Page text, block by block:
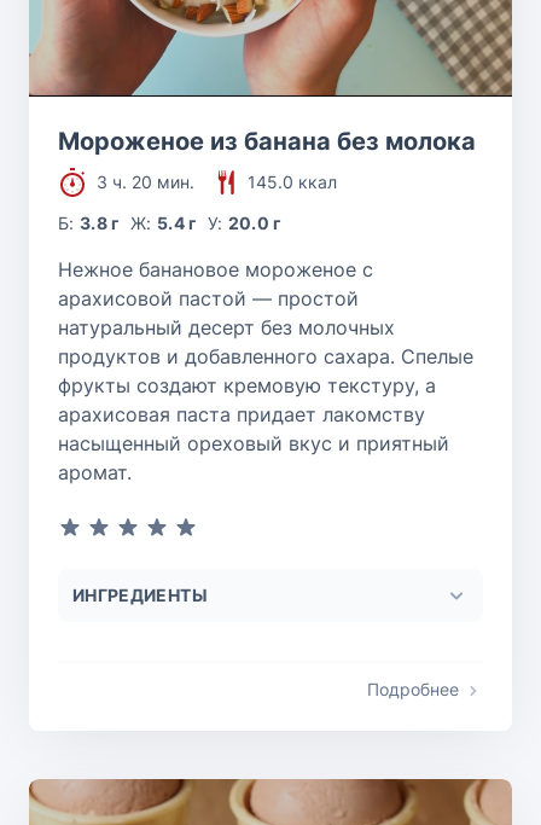
Мороженое из банана без молока
3 ч. 20 мин.
145.0 ккал
Б:3.8 г Ж: 5.4 г У: 20.0 г
Нежное банановое мороженое с
арахисовой пастой — простой
натуральный десерт без молочных
продуктов и добавленного сахара. Спелые
фрукты создают кремовую текстуру, а
арахисовая паста придает лакомству
насыщенный ореховый вкус и приятный
аромат.
ИНГРЕДИЕНТЫ
Подробнее